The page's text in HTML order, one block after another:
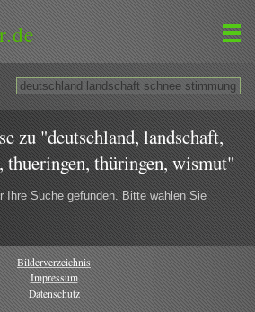
zu "deutschland, landschaft,
thueringen, thüringen, wismut"
Ihre Suche gefunden. Bitte wählen Sie
Bilderverzeichnis
Impressum
Datenschutz